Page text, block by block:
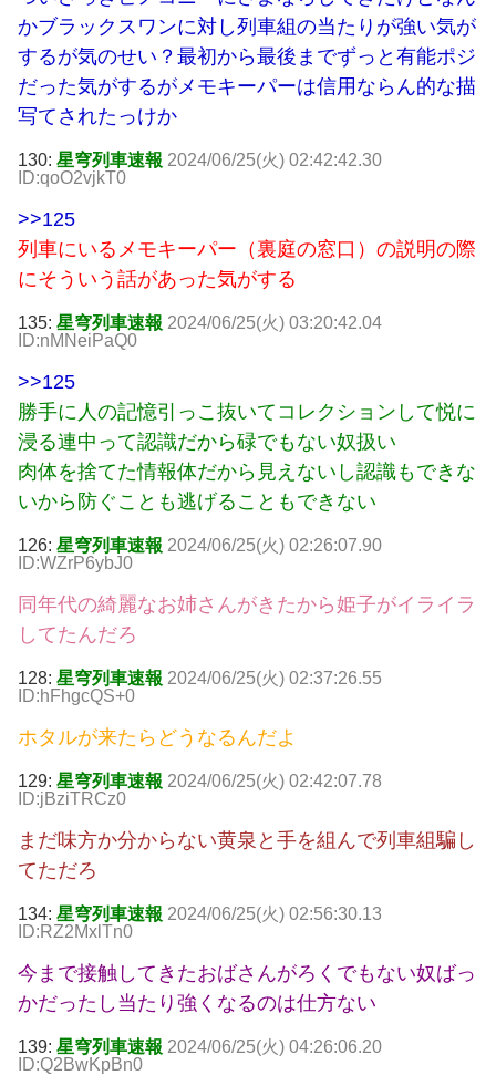
かブラックスワンに対し列車組の当たりが強い気が
するが気のせい？最初から最後までずっと有能ポジ
だった気がするがメモキーパーは信用ならん的な描
写てされたっけか
130: 星穹列車速報 2024/06/25(火) 02:42:42.30
ID:qoO2vjkT0
>>125
列車にいるメモキーパー（裏庭の窓口）の説明の際
にそういう話があった気がする
135: 星穹列車速報 2024/06/25(火) 03:20:42.04
ID:nMNeiPaQ0
>>125
勝手に人の記憶引っこ抜いてコレクションして悦に
浸る連中って認識だから碌でもない奴扱い
肉体を捨てた情報体だから見えないし認識もできな
いから防ぐことも逃げることもできない
126: 星穹列車速報 2024/06/25(火) 02:26:07.90
ID:WZrP6ybJ0
同年代の綺麗なお姉さんがきたから姫子がイライラ
してたんだろ
128: 星穹列車速報 2024/06/25(火) 02:37:26.55
ID:hFhgcQS+0
ホタルが来たらどうなるんだよ
129: 星穹列車速報 2024/06/25(火) 02:42:07.78
ID:jBziTRCz0
まだ味方か分からない黄泉と手を組んで列車組騙し
てただろ
134: 星穹列車速報 2024/06/25(火) 02:56:30.13
ID:RZ2MxlTn0
今まで接触してきたおばさんがろくでもない奴ばっ
かだったし当たり強くなるのは仕方ない
139: 星穹列車速報 2024/06/25(火) 04:26:06.20
ID:Q2BwKpBn0